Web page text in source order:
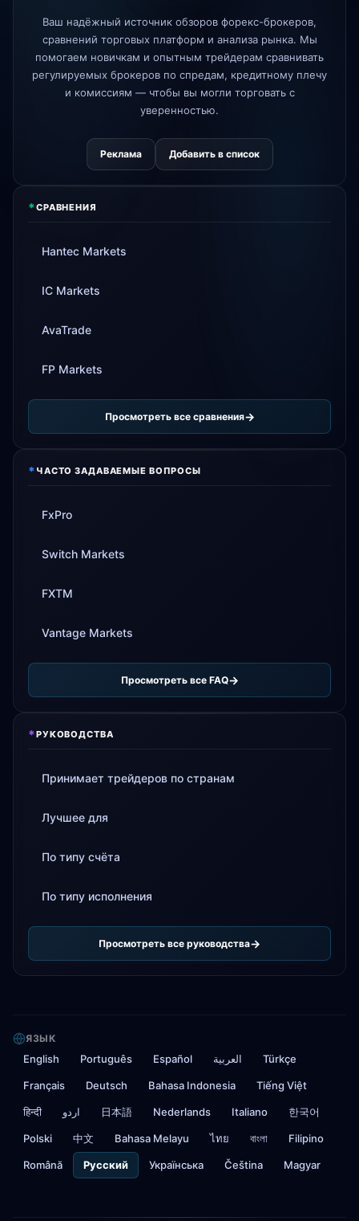
Tickmill скорость вывода теперь 24
часа
4d
Ваш надёжный источник обзоров форекс-брокеров,
сравнений торговых платформ и анализа рынка. Мы
помогаем новичкам и опытным трейдерам сравнивать
регулируемых брокеров по спредам, кредитному плечу
и комиссиям — чтобы вы могли торговать с
уверенностью.
Реклама Добавить в список
*СРАВНЕНИЯ
Hantec Markets
IC Markets
AvaTrade
FP Markets
Просмотреть все сравнения
* ЧАСТО ЗАДАВАЕМЫЕ ВОПРОСЫ
FxPro
Switch Markets
FXTM
Vantage Markets
Просмотреть все FAQ
*РУКОВОДСТВА
Принимает трейдеров по странам
Лучшее для
По типу счёта
По типу исполнения
Просмотреть все руководства
ЯЗЫК
English Português Español العربية Türkçe
Français Deutsch Bahasa Indonesia Tiếng Việt
हिन्दी اردو 日本語 Nederlands Italiano 한국어
Polski 中文 Bahasa Melayu ไทย বাংলা Filipino
Română Русский Українська Čeština Magyar